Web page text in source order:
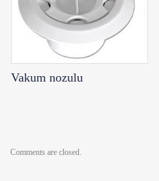
Vakum nozulu
Comments are closed.